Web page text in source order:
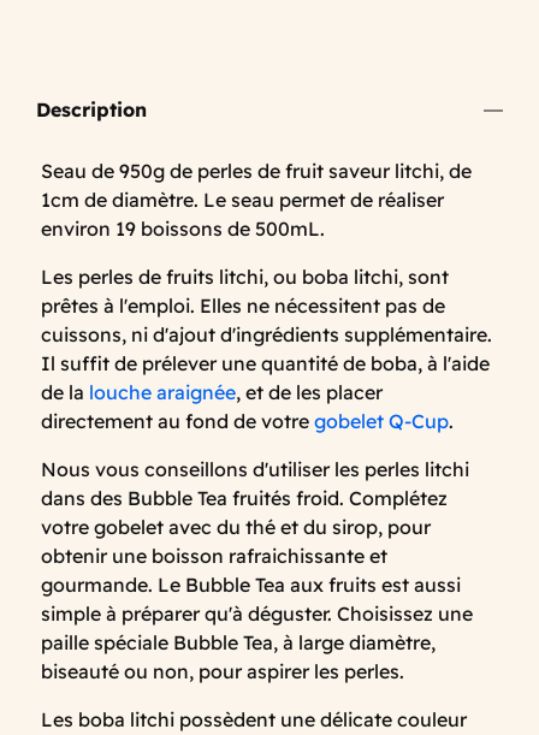
Description
Seau de 950g de perles de fruit saveur litchi, de
1cm de diamètre. Le seau permet de réaliser
environ 19 boissons de 500mL.
Les perles de fruits litchi, ou boba litchi, sont
prêtes à l'emploi. Elles ne nécessitent pas de
cuissons, ni d'ajout d'ingrédients supplémentaire.
Il suffit de prélever une quantité de boba, à l'aide
de la louche araignée, et de les placer
directement au fond de votre gobelet Q-Cup.
Nous vous conseillons d'utiliser les perles litchi
dans des Bubble Tea fruités froid. Complétez
votre gobelet avec du thé et du sirop, pour
obtenir une boisson rafraichissante et
gourmande. Le Bubble Tea aux fruits est aussi
simple à préparer qu'à déguster. Choisissez une
paille spéciale Bubble Tea, à large diamètre,
biseauté ou non, pour aspirer les perles.
Les boba litchi possèdent une délicate couleur